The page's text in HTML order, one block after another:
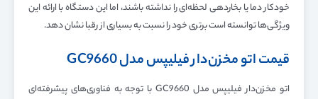
خودکار دما یا بخاردهی لحظه‌ای را نداشته باشند، اما این دستگاه با ارائه این
ویژگی‌ها توانسته است برتری خود را نسبت به بسیاری از رقبا نشان دهد.
قیمت اتو مخزن‌دار فیلیپس مدل GC9660
اتو مخزن‌دار فیلیپس مدل GC9660 با توجه به فناوری‌های پیشرفته‌ای